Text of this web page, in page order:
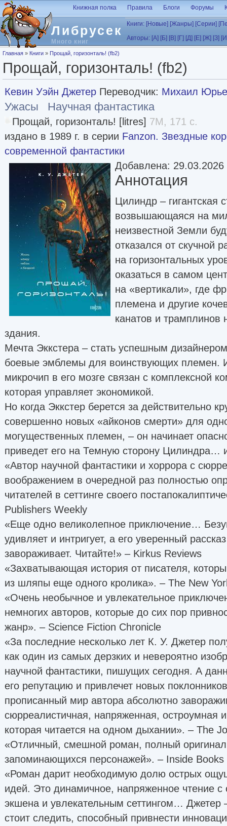
Перейти к основному содержанию
Либрусек
Много книг
Книжная полка Правила Блоги Форумы
Книги: [Новые] [Жанры] [Серии]
Авторы: [А] [Б] [В] [Г] [Д] [Е] [Ж] [З]
Вы здесь
Главная » Книги » Прощай, горизонталь! (fb2)
Прощай, горизонталь! (fb2)
Кевин Уэйн Джетер Переводчик: Михаил
Ужасы Научная фантастика
Прощай, горизонталь! [litres] 7M, 171 с.
издано в 1989 г. в серии Fanzon. Звездные
современной фантастики
Добавлена: 29.03.2026
Аннотация
Цилиндр – гигантская
возвышающаяся на
неизвестной Земли
отказался от скучной
на горизонтальных
оказаться в самом
на «вертикали», где
племена и другие
канатов и
здания.
Мечта Эккстера – стать успешным
боевые эмблемы для воинствующих племен.
микрочип в его мозге связан с комплексной
которая управляет экономикой.
Но когда Эккстер берется за действительно
совершенно новых «айконов смерти» для
могущественных племен, – он начинает
приведет его на Темную сторону Цилиндра…
«Автор научной фантастики и хоррора с
воображением в очередной раз полностью
читателей в сеттинге своего
Publishers Weekly
«Еще одно великолепное приключение…
удивляет и интригует, а его уверенный
завораживает. Читайте!» – Kirkus Reviews
«Захватывающая история от писателя,
из шляпы еще одного кролика». – The New
«Очень необычное и увлекательное
немногих авторов, которые до сих пор
жанр». – Science Fiction Chronicle
«За последние несколько лет К. У. Джетер
как один из самых дерзких и невероятно
научной фантастики, пишущих сегодня. А
его репутацию и привлечет новых
прописанный мир автора абсолютно
сюрреалистичная, напряженная, остроумная
которая читается на одном дыхании». – The
«Отличный, смешной роман, полный
запоминающихся персонажей». – Inside Books
«Роман дарит необходимую долю острых
идей. Это динамичное, напряженное чтение
экшена и увлекательным сеттингом… Джетер
стоит следить, способный привнести